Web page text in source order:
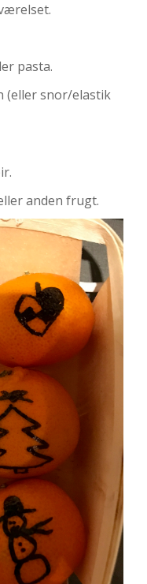
pasta.
(eller snor/elastik
anden frugt.